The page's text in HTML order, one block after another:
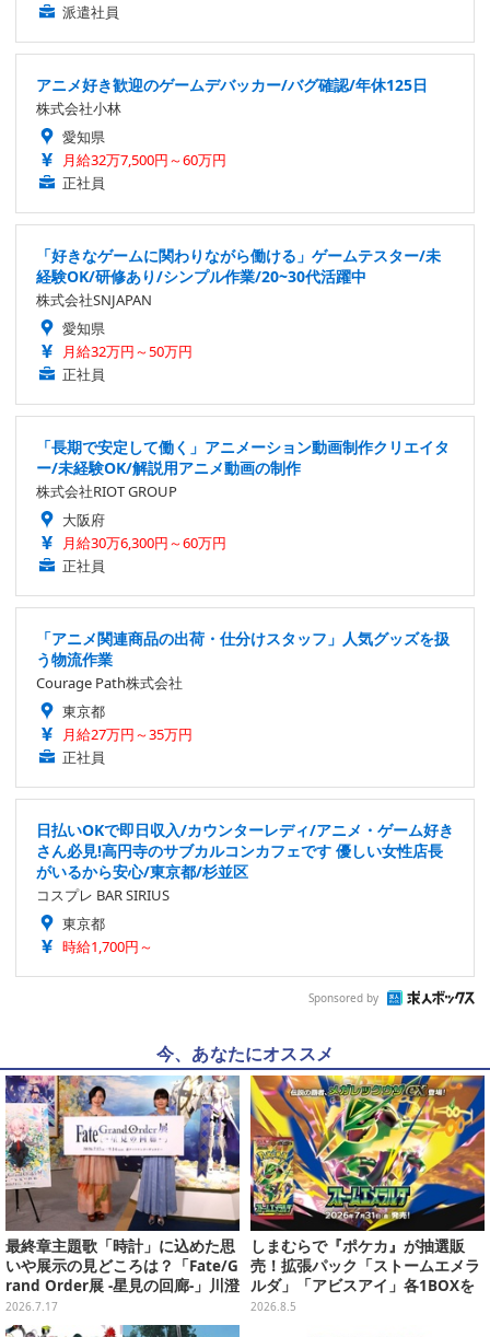
派遣社員
アニメ好き歓迎のゲームデバッカー/バグ確認/年休125日
株式会社小林
愛知県
月給32万7,500円～60万円
正社員
「好きなゲームに関わりながら働ける」ゲームテスター/未
経験OK/研修あり/シンプル作業/20~30代活躍中
株式会社SNJAPAN
愛知県
月給32万円～50万円
正社員
「長期で安定して働く」アニメーション動画制作クリエイタ
ー/未経験OK/解説用アニメ動画の制作
株式会社RIOT GROUP
大阪府
月給30万6,300円～60万円
正社員
「アニメ関連商品の出荷・仕分けスタッフ」人気グッズを扱
う物流作業
Courage Path株式会社
東京都
月給27万円～35万円
正社員
日払いOKで即日収入/カウンターレディ/アニメ・ゲーム好き
さん必見!高円寺のサブカルコンカフェです 優しい女性店長
がいるから安心/東京都/杉並区
コスプレ BAR SIRIUS
東京都
時給1,700円～
Sponsored by
今、あなたにオススメ
最終章主題歌「時計」に込めた思
いや展示の見どころは？「Fate/G
rand Order展 -星見の回廊-」川澄
綾子さん&坂本真綾さんインタビ
ュー
2026.7.17
しまむらで『ポケカ』が抽選販
売！拡張パック「ストームエメラ
ルダ」「アビスアイ」各1BOXを
ラインナップ
2026.8.5